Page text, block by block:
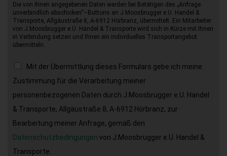
Die von Ihnen angegebenen Daten werden bei Betätigen des „Anfrage
unverbindlich abschicken“–Buttons an J.Moosbrugger e.U. Handel &
Transporte, Allgäustraße 8, A-6912 Hörbranz, übermittelt. Ein Mitarbeiter
von J.Moosbrugger e.U. Handel & Transporte wird sich in Kürze mit Ihnen
in Verbindung setzen und Ihnen ein individuelles Transportangebot
übermitteln.
Mit der Übermittlung dieses Formulars gebe ich meine
Zustimmung für die Verarbeitung meiner
personenbezogenen Daten durch J.Moosbrugger e.U. Handel
& Transporte, Allgäustraße 8, A-6912 Hörbranz, zur
Bearbeitung meiner Anfrage, gemäß den
Datenschutzbedingungen von J.Moosbrugger e.U. Handel &
Transporte.